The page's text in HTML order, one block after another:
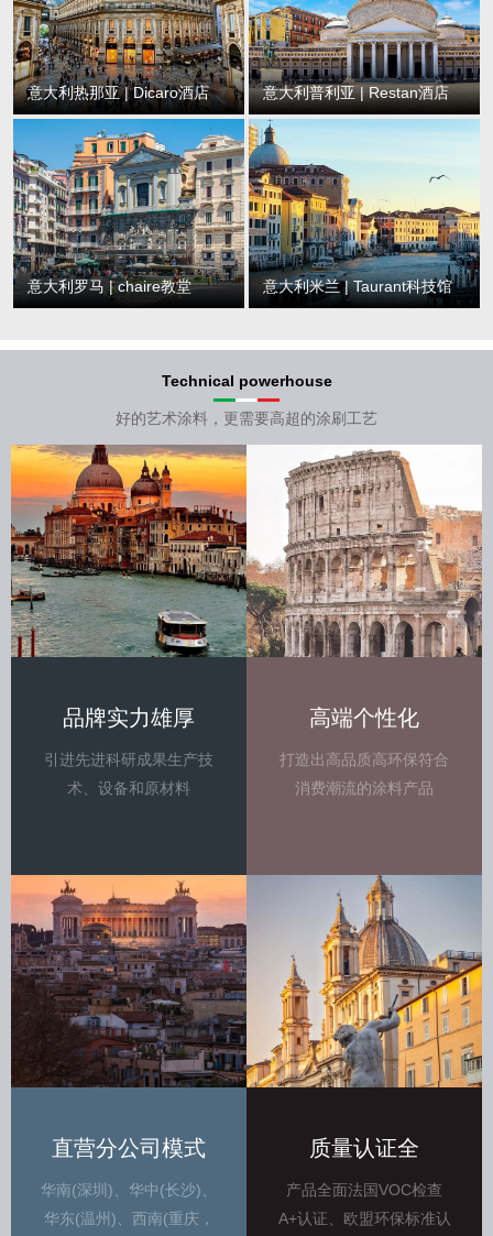
意大利热那亚 | Dicaro酒店 意大利普利亚 | Restan酒店
意大利罗马 | chaire教堂 意大利米兰 | Taurant科技馆
Technical powerhouse
好的艺术涂料，更需要高超的涂刷工艺
品牌实力雄厚
引进先进科研成果生产技
术、设备和原材料
高端个性化
打造出高品质高环保符合
消费潮流的涂料产品
直营分公司模式
华南(深圳)、华中(长沙)、
华东(温州)、西南(重庆，
质量认证全
产品全面法国VOC检查
A+认证、欧盟环保标准认